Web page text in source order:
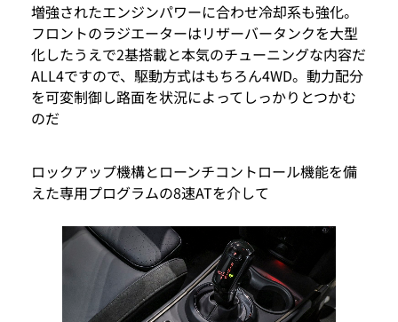
増強されたエンジンパワーに合わせ冷却系も強化。
フロントのラジエーターはリザーバータンクを大型
化したうえで2基搭載と本気のチューニングな内容だ
ALL4ですので、駆動方式はもちろん4WD。動力配分
を可変制御し路面を状況によってしっかりとつかむ
のだ
ロックアップ機構とローンチコントロール機能を備
えた専用プログラムの8速ATを介して